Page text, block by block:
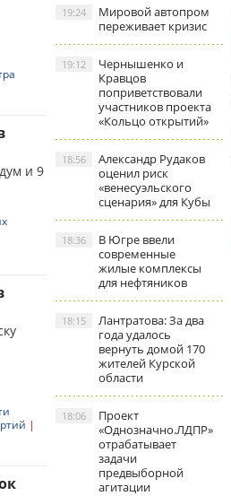
и 9
|
Мировой автопром
переживает кризис
19:24
Чернышенко и
Кравцов
поприветствовали
участников проекта
«Кольцо открытий»
19:12
Александр Рудаков
оценил риск
«венесуэльского
сценария» для Кубы
18:56
В Югре ввели
современные
жилые комплексы
для нефтяников
18:36
Лантратова: За два
года удалось
вернуть домой 170
жителей Курской
области
18:15
Проект
«Однозначно.ЛДПР»
отрабатывает
задачи
предвыборной
агитации
18:06